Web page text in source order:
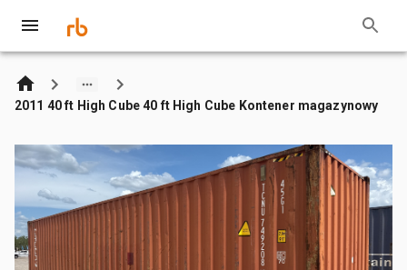
2011 40 ft High Cube 40 ft High Cube Kontener magazynowy